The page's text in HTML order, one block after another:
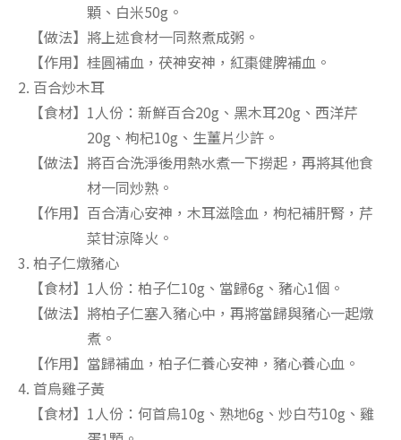
顆、白米50g。
【做法】將上述食材一同熬煮成粥。
【作用】桂圓補血，茯神安神，紅棗健脾補血。
2. 百合炒木耳
【食材】1人份：新鮮百合20g、黑木耳20g、西洋芹
20g、枸杞10g、生薑片少許。
【做法】將百合洗淨後用熱水煮一下撈起，再將其他食
材一同炒熟。
【作用】百合清心安神，木耳滋陰血，枸杞補肝腎，芹
菜甘涼降火。
3. 柏子仁燉豬心
【食材】1人份：柏子仁10g、當歸6g、豬心1個。
【做法】將柏子仁塞入豬心中，再將當歸與豬心一起燉
煮。
【作用】當歸補血，柏子仁養心安神，豬心養心血。
4. 首烏雞子黃
【食材】1人份：何首烏10g、熟地6g、炒白芍10g、雞